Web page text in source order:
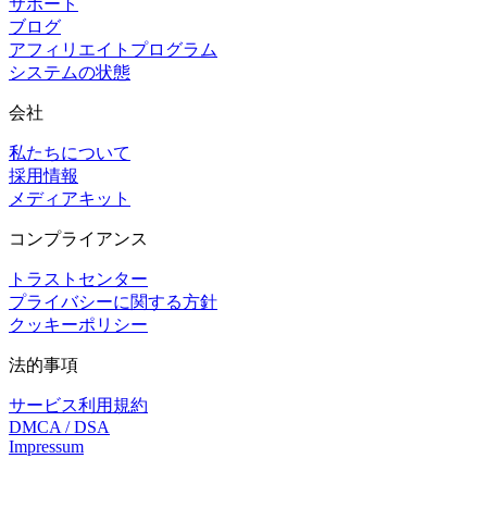
ブログ
アフィリエイトプログラム
システムの状態
会社
私たちについて
採用情報
メディアキット
コンプライアンス
トラストセンター
プライバシーに関する方針
クッキーポリシー
法的事項
サービス利用規約
DMCA / DSA
Impressum